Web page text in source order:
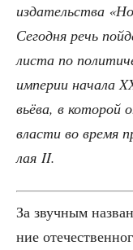
изда­тель­ства
Сего­дня речь
ли­ста по
импе­рии нача­ла
вьё­ва, в кото­рой
вла­сти во вре­мя
лая II.
За звуч­ным
ние